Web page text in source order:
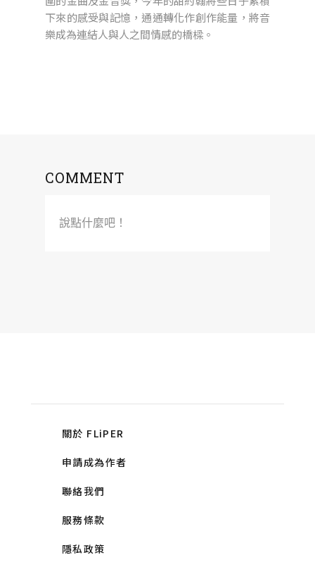
下來的感受與記憶，通通轉化作創作能量，將音
樂成為連結人與人之間情感的橋樑。
COMMENT
說點什麼吧！
關於 FLiPER
申請成為作者
聯絡我們
服務條款
隱私政策